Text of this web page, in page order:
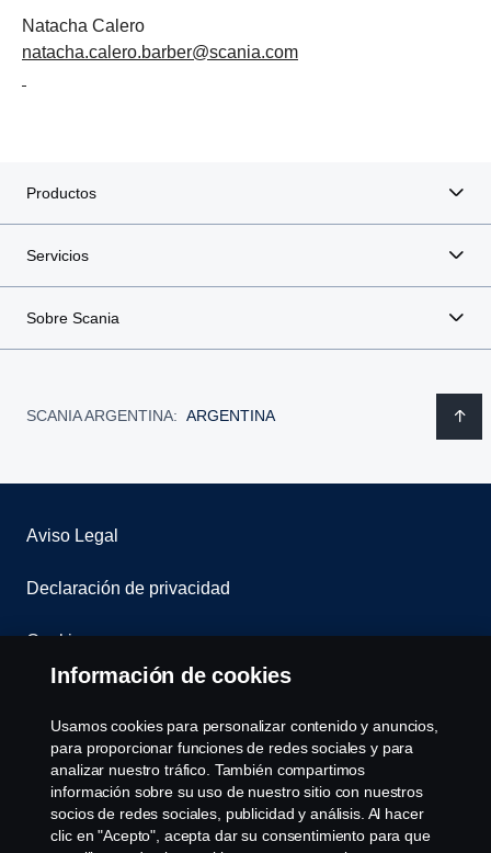
Natacha Calero
natacha.calero.barber@scania.com
Productos
Servicios
Sobre Scania
SCANIA ARGENTINA: ARGENTINA
Aviso Legal
Declaración de privacidad
Cookies
Sistema de Denuncias
Configuración de cookies
Información de cookies
Usamos cookies para personalizar contenido y anuncios,
para proporcionar funciones de redes sociales y para
analizar nuestro tráfico. También compartimos
información sobre su uso de nuestro sitio con nuestros
socios de redes sociales, publicidad y análisis. Al hacer
clic en "Acepto", acepta dar su consentimiento para que